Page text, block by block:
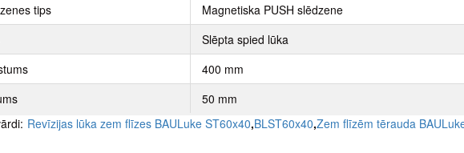
tips
Magnetiska PUSH slēdzene
Slēpta spied lūka
400 mm
50 mm
Revīzijas lūka zem flīzes BAULuke ST60x40,BLST60x40,Zem flīzēm tērauda